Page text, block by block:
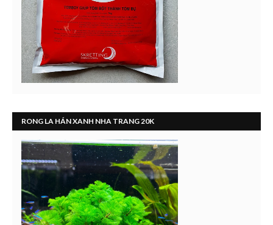
RONG LA HÁN XANH NHA TRANG 20K